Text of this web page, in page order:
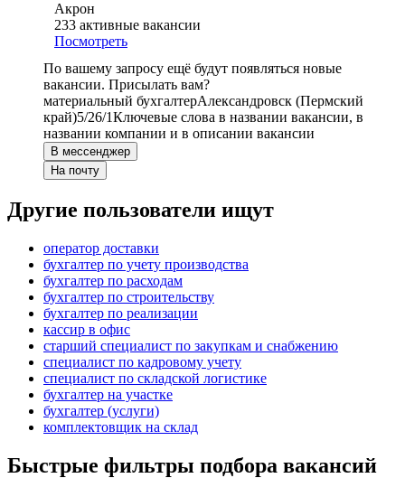
Акрон
233 активные вакансии
Посмотреть
По вашему запросу ещё будут появляться новые
вакансии. Присылать вам?
материальный бухгалтерАлександровск (Пермский
край)5/26/1Ключевые слова в названии вакансии, в
названии компании и в описании вакансии
В мессенджер
На почту
Другие пользователи ищут
оператор доставки
бухгалтер по учету производства
бухгалтер по расходам
бухгалтер по строительству
бухгалтер по реализации
кассир в офис
старший специалист по закупкам и снабжению
специалист по кадровому учету
специалист по складской логистике
бухгалтер на участке
бухгалтер (услуги)
комплектовщик на склад
Быстрые фильтры подбора вакансий